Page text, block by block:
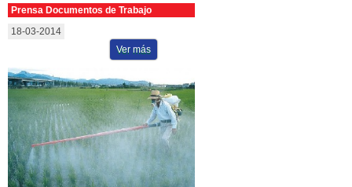
Prensa Documentos de Trabajo
18-03-2014
Ver más